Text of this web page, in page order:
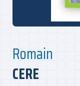
Romain
CERE